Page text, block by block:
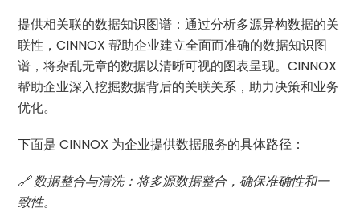
提供相关联的数据知识图谱：通过分析多源异构数据的关
联性，CINNOX 帮助企业建立全面而准确的数据知识图
谱，将杂乱无章的数据以清晰可视的图表呈现。CINNOX
帮助企业深入挖掘数据背后的关联关系，助力决策和业务
优化。
下面是 CINNOX 为企业提供数据服务的具体路径：
🔗 数据整合与清洗：将多源数据整合，确保准确性和一
致性。